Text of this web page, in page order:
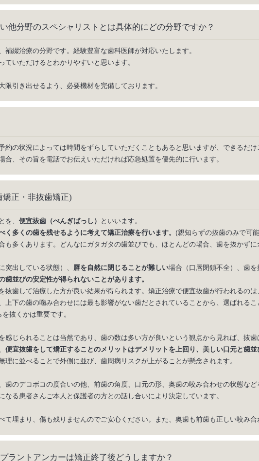
他分野のスペシャリストとは具体的にどの分野ですか？
綴治療の分野です。経験豊富な歯科医師が対応いたします。
いただけるとわかりやすいと思います。
引き出せるよう、必要機材を完備しております。
約の状況によっては時間をずらしていただくこともあると思いますが、できるだ
、その旨を電話でお伝えいただければ応急処置を優先的に行います。
正・非抜歯矯正)
を、 便宜抜歯（べんぎばっし）
といいます。
く多くの歯を残せるように考えて矯正治療を行います。 (親知らずの抜歯のみで可
も多くあります。どんなにガタガタの歯並びでも、ほとんどの場合、歯を抜かず
突出している状態）、 唇を自然に閉じることが難しい場合（口唇閉鎖不全）、歯を
並びの安定性が得られないことがあります。
抜歯して治療した方が良い結果が得られます。矯正治療で便宜抜歯が行われるの
上下の歯の噛み合わせには最も影響がない歯だとされていることから、選ばれる
抜くかは重要です。
感じられることは当然であり、歯の数は多い方が良いという観点から見れば、抜歯
便宜抜歯をして矯正することのメリットはデメリットを上回り、美しい口元と歯
理に並べることで外側に並び、歯周病リスクが上がることが懸念されます。
歯のデコボコの度合いの他、前歯の角度、口元の形、奥歯の咬み合わせの状態な
る患者さんご本人と保護者の方との話し合いにより決定しています。
て埋まり、傷も残りませんのでご安心ください。また、奥歯も前歯も正しい咬み合
ラントアンカーは矯正終了後どうしますか？